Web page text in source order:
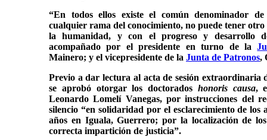
“En todos ellos existe el común denominador
cualquier rama del conocimiento, no puede tener
la humanidad, y con el progreso y desarrollo
acompañado por el presidente en turno de la
Mainero; y el vicepresidente de la Junta de Patronos,
Previo a dar lectura al acta de sesión extraordinaria
se aprobó otorgar los doctorados honoris causa,
Leonardo Lomelí Vanegas, por instrucciones del
silencio “en solidaridad por el esclarecimiento de los
años en Iguala, Guerrero; por la localización de
correcta impartición de justicia”.